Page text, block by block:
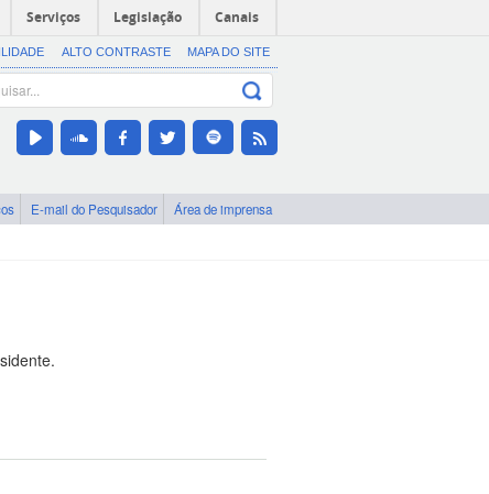
Serviços Legislação Canais
ALTO CONTRASTE MAPA DO SITE
E-mail do Pesquisador Área de imprensa